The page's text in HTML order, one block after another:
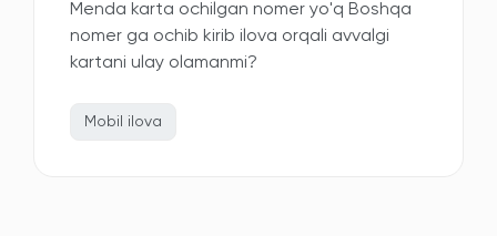
Menda karta ochilgan nomer yo'q Boshqa
nomer ga ochib kirib ilova orqali avvalgi
kartani ulay olamanmi?
Mobil ilova